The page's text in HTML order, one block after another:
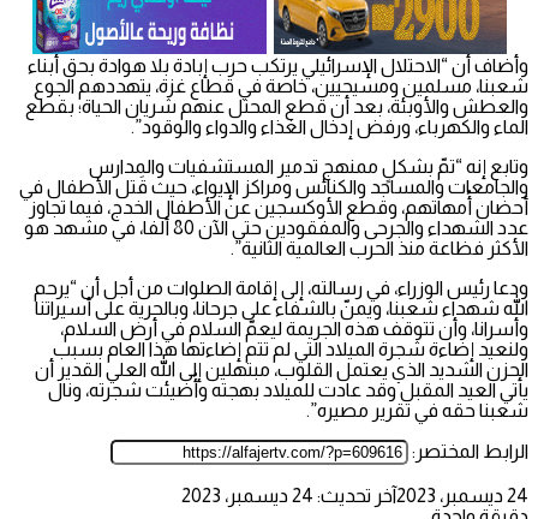
وأضاف أن “الاحتلال الإسرائيلي يرتكب حرب إبادة بلا هوادة بحق أبناء
شعبنا، مسلمين ومسيحيين، خاصة في قطاع غزة، يتهددهم الجوع
والعطش والأوبئة، بعد أن قطع المحتل عنهم شريان الحياة؛ بقطع
الماء والكهرباء، ورفض إدخال الغذاء والدواء والوقود”.
وتابع إنه “تمّ بشكلٍ ممنهج تدمير المستشفيات والمدارس
والجامعات والمساجد والكنائس ومراكز الإيواء، حيث قَتل الأطفال في
أحضان أُمهاتهم، وقطع الأوكسجين عن الأطفال الخدج، فيما تجاوز
عدد الشهداء والجرحى والمفقودين حتى الآن 80 ألفا، في مشهد هو
الأكثر فظاعة منذ الحرب العالمية الثانية”.
ودعا رئيس الوزراء، في رسالته، إلى إقامة الصلوات من أجل أن “يرحم
الله شهداء شعبنا، ويمنّ بالشفاء على جرحانا، وبالحرية على أسيراتنا
وأسرانا، وأن تتوقف هذه الجريمة ليعمّ السلام في أرض السلام،
ولنعيد إضاءة شجرة الميلاد التي لم تتم إضاءتها هذا العام بسبب
الحزن الشديد الذي يعتمل القلوب، مبتهلين إلى الله العلي القدير أن
يأتي العيد المقبل وقد عادت للميلاد بهجته وأُضيئت شجرته، ونال
شعبنا حقه في تقرير مصيره”.
الرابط المختصر:
24 ديسمبر، 2023
آخر تحديث: 24 ديسمبر، 2023